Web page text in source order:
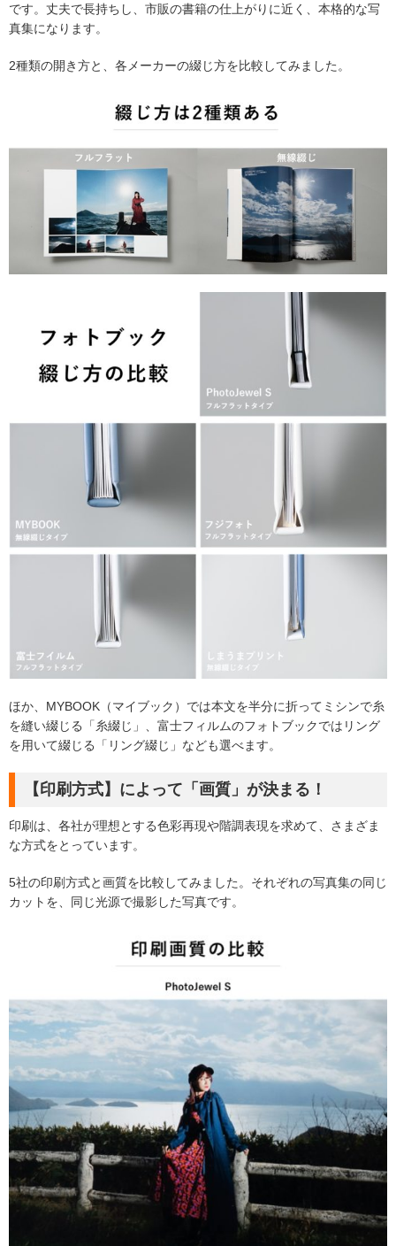
です。丈夫で長持ちし、市販の書籍の仕上がりに近く、本格的な写
真集になります。
2種類の開き方と、各メーカーの綴じ方を比較してみました。
ほか、MYBOOK（マイブック）では本文を半分に折ってミシンで糸
を縫い綴じる「糸綴じ」、富士フィルムのフォトブックではリング
を用いて綴じる「リング綴じ」なども選べます。
【印刷方式】によって「画質」が決まる！
印刷は、各社が理想とする色彩再現や階調表現を求めて、さまざま
な方式をとっています。
5社の印刷方式と画質を比較してみました。それぞれの写真集の同じ
カットを、同じ光源で撮影した写真です。